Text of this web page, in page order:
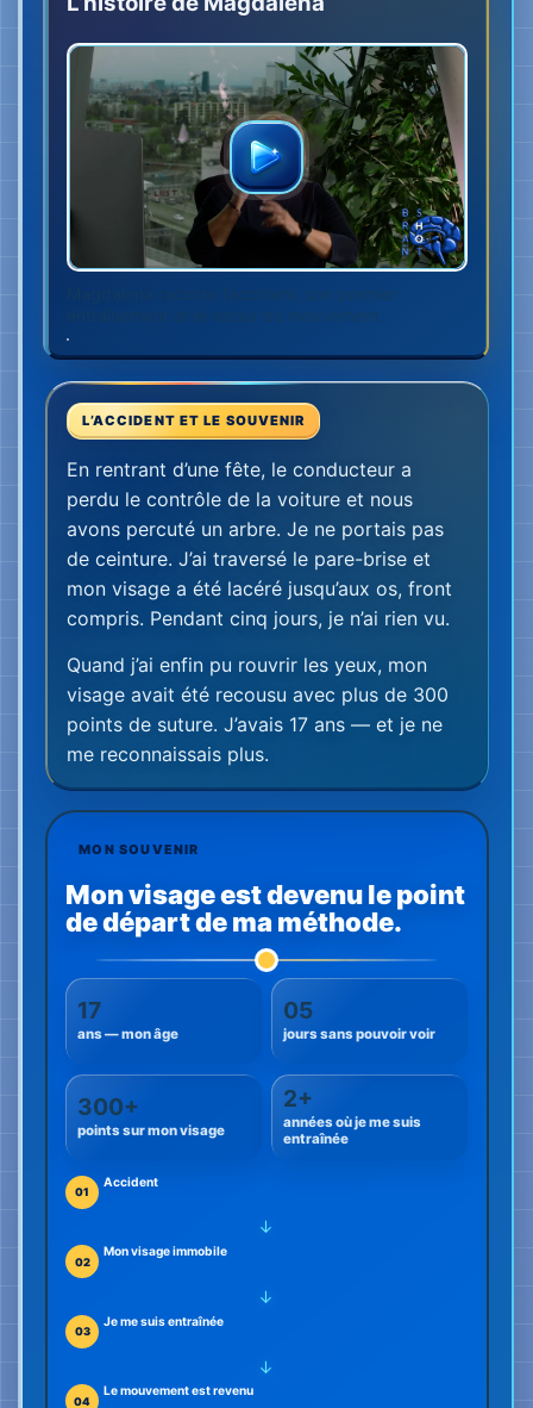
En rentrant d’une fête, le conducteur a
perdu le contrôle de la voiture et nous
avons percuté un arbre. Je ne portais pas
de ceinture. J’ai traversé le pare-brise et
mon visage a été lacéré jusqu’aux os, front
compris. Pendant cinq jours, je n’ai rien vu.
Quand j’ai enfin pu rouvrir les yeux, mon
visage avait été recousu avec plus de 300
points de suture. J’avais 17 ans — et je ne
me reconnaissais plus.
Mon visage est devenu le point
de départ de ma méthode.
17
ans — mon âge
05
jours sans pouvoir voir
300+ 2+
années où je me suis
entraînée
Accident
→
02
03
Je me suis entraînée
→
04
J’ai appris à sentir le mouvement là où il n’était
pas encore visible.
Mon chemin de retour
Les médecins ont été très factuels.
ne bougeait toujours pas après un